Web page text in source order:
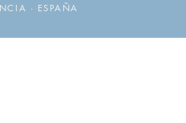
· ESPAÑA